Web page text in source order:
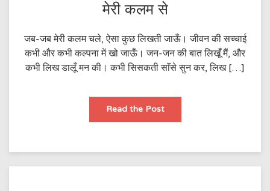
मेरी कलम से
जब-जब मेरी कलम चले, ऐसा कुछ लिखती जाऊँ। जीवन की सच्चाई
कभी और कभी कल्पना में खो जाऊँ। जन-जन की बात लिखूँ मैं, और
कभी लिख डालूँ मन की। कभी सिसकती साॅंसे सुन कर, लिख […]
Read the Postमेरी
से